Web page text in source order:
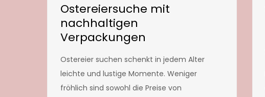
Ostereiersuche mit
nachhaltigen
Verpackungen
Ostereier suchen schenkt in jedem Alter
leichte und lustige Momente. Weniger
fröhlich sind sowohl die Preise von